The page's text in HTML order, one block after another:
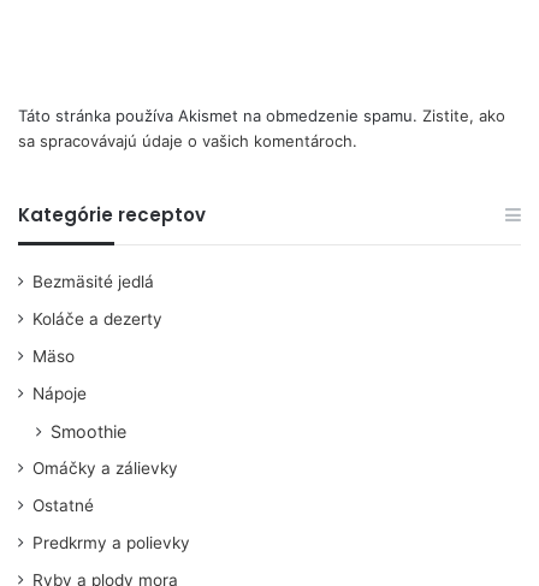
Táto stránka používa Akismet na obmedzenie spamu. Zistite, ako
sa spracovávajú údaje o vašich komentároch.
Kategórie receptov
Bezmäsité jedlá
Koláče a dezerty
Mäso
Nápoje
Smoothie
Omáčky a zálievky
Ostatné
Predkrmy a polievky
Ryby a plody mora